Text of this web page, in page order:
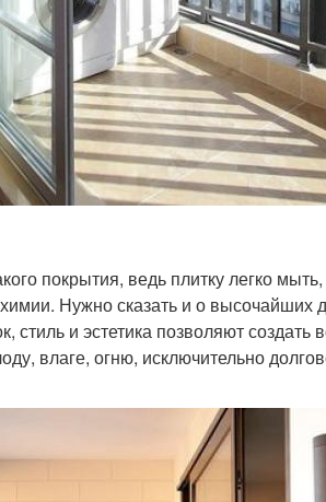
покрытия, ведь плитку легко
Нужно сказать и о высочайших
стиль и эстетика позволяют создать
влаге, огню, исключительно